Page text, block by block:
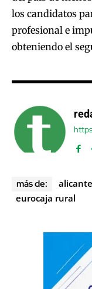
los candidatos
profesional e
obteniendo el
más de: alicante
eurocaja rural